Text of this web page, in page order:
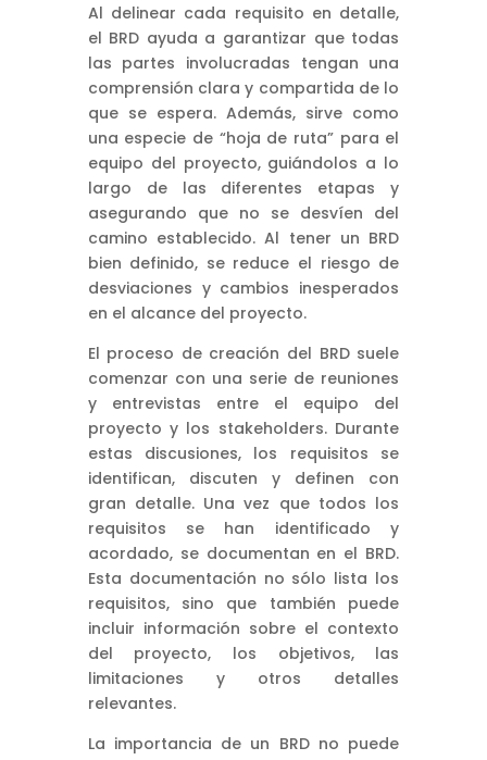
Al delinear cada requisito en detalle,
el BRD ayuda a garantizar que todas
las partes involucradas tengan una
comprensión clara y compartida de lo
que se espera. Además, sirve como
una especie de “hoja de ruta” para el
equipo del proyecto, guiándolos a lo
largo de las diferentes etapas y
asegurando que no se desvíen del
camino establecido. Al tener un BRD
bien definido, se reduce el riesgo de
desviaciones y cambios inesperados
en el alcance del proyecto.
El proceso de creación del BRD suele
comenzar con una serie de reuniones
y entrevistas entre el equipo del
proyecto y los stakeholders. Durante
estas discusiones, los requisitos se
identifican, discuten y definen con
gran detalle. Una vez que todos los
requisitos se han identificado y
acordado, se documentan en el BRD.
Esta documentación no sólo lista los
requisitos, sino que también puede
incluir información sobre el contexto
del proyecto, los objetivos, las
limitaciones y otros detalles
relevantes.
La importancia de un BRD no puede